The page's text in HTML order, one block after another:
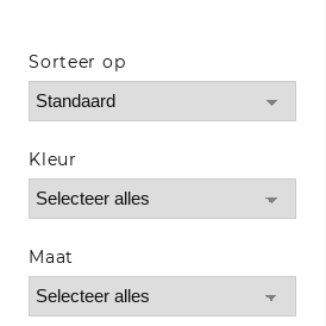
Sorteer op
Sort Products
Kleur
Maat